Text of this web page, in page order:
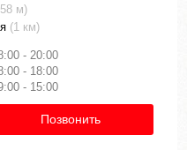
м)
(1 км)
- 20:00
- 18:00
- 15:00
Позвонить